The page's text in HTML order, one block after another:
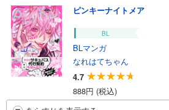
ピンキーナイトメア
BL
BLマンガ
なれはてちゃん
4.7
888円 (税込)